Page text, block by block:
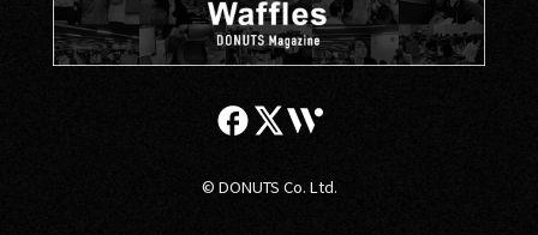
© DONUTS Co. Ltd.